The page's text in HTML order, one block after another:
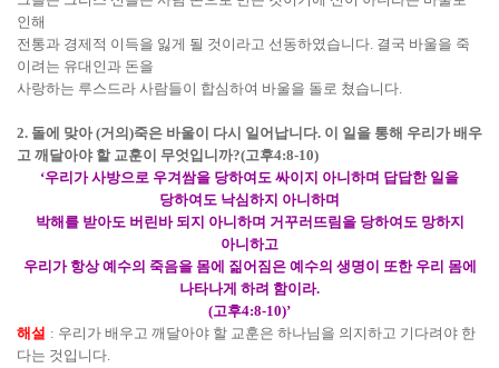
인해
전통과 경제적 이득을 잃게 될 것이라고 선동하였습니다. 결국 바울을 죽
이려는 유대인과 돈을
사랑하는 루스드라 사람들이 합심하여 바울을 돌로 쳤습니다.
2. 돌에 맞아(거의 )죽은 바울이 다시 일어납니다. 이 일을 통해 우리가 배우
고 깨달아야 할 교훈이 무엇입니까?(고후4:8-10)
‘우리가 사방으로 우겨쌈을 당하여도 싸이지 아니하며 답답한 일을
당하여도 낙심하지 아니하며
박해를 받아도 버린바 되지 아니하며 거꾸러뜨림을 당하여도 망하지
아니하고
우리가 항상 예수의 죽음을 몸에 짊어짐은 예수의 생명이 또한 우리 몸에
나타나게 하려 함이라.
(고후4:8-10)’
해설 : 우리가 배우고 깨달아야 할 교훈은 하나님을 의지하고 기다려야 한
다는 것입니다.